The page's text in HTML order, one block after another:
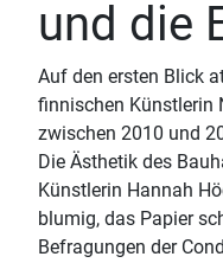
und die
Auf den ersten Blick
finnischen Künstlerin
zwischen 2010 und
Die Ästhetik des
Künstlerin Hannah
blumig, das Papier
Befragungen der